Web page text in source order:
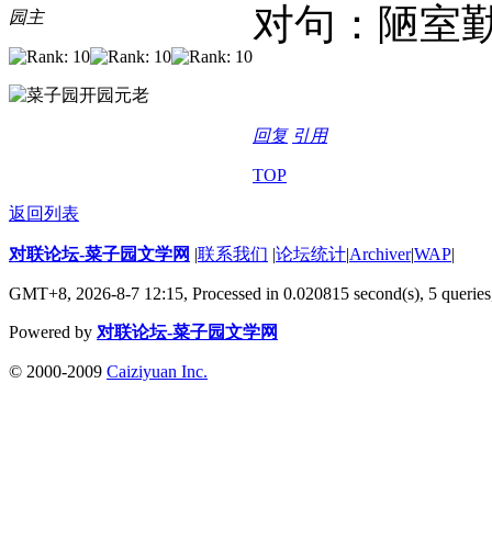
园主
对句：陋室
回复 引用
TOP
返回列表
对联论坛-菜子园文学网 |联系我们 |论坛统计|Archiver|WAP|
GMT+8, 2026-8-7 12:15, Processed in 0.020815 second(s), 5
Powered by 对联论坛-菜子园文学网
© 2000-2009 Caiziyuan Inc.